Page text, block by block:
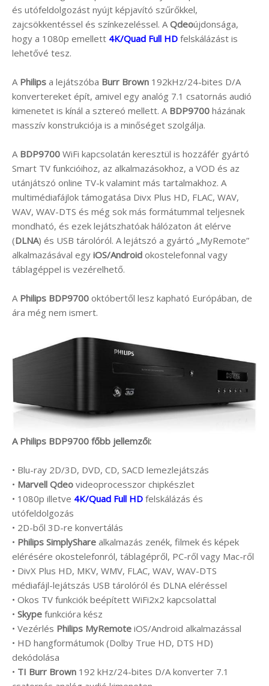
és utófeldolgozást nyújt képjavító szűrőkkel,
zajcsökkentéssel és színkezeléssel. A Qdeoújdonsága,
hogy a 1080p emellett 4K/Quad Full HD felskálázást is
lehetővé tesz.
A Philips a lejátszóba Burr Brown 192kHz/24-bites D/A
konvertereket épít, amivel egy analóg 7.1 csatornás audió
kimenetet is kínál a sztereó mellett. A BDP9700 házának
masszív konstrukciója is a minőséget szolgálja.
A BDP9700 WiFi kapcsolatán keresztül is hozzáfér gyártó
Smart TV funkcióihoz, az alkalmazásokhoz, a VOD és az
utánjátszó online TV-k valamint más tartalmakhoz. A
multimédiafájlok támogatása Divx Plus HD, FLAC, WAV,
WAV, WAV-DTS és még sok más formátummal teljesnek
mondható, és ezek lejátszhatóak hálózaton át elérve
(DLNA) és USB tárolóról. A lejátszó a gyártó „MyRemote”
alkalmazásával egy iOS/Android okostelefonnal vagy
táblagéppel is vezérelhető.
A Philips BDP9700 októbertől lesz kapható Európában, de
ára még nem ismert.
A Philips BDP9700 főbb jellemzői:
• Blu-ray 2D/3D, DVD, CD, SACD lemezlejátszás
• Marvell Qdeo videoprocesszor chipkészlet
• 1080p illetve 4K/Quad Full HD felskálázás és
utófeldolgozás
• 2D-ből 3D-re konvertálás
• Philips SimplyShare alkalmazás zenék, filmek és képek
elérésére okostelefonról, táblagépről, PC-ről vagy Mac-ről
• DivX Plus HD, MKV, WMV, FLAC, WAV, WAV-DTS
médiafájl-lejátszás USB tárolóról és DLNA eléréssel
• Okos TV funkciók beépített WiFi2x2 kapcsolattal
• Skype funkcióra kész
• Vezérlés Philips MyRemote iOS/Android alkalmazással
• HD hangformátumok (Dolby True HD, DTS HD)
dekódolása
• TI Burr Brown 192 kHz/24-bites D/A konverter 7.1